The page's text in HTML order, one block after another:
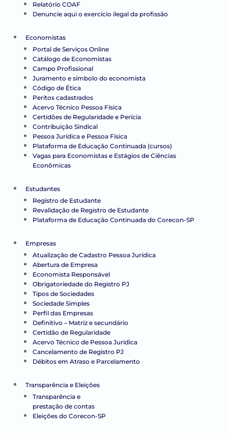
Relatório COAF
Denuncie aqui o exercício ilegal da profissão
Economistas
Portal de Serviços Online
Catálogo de Economistas
Campo Profissional
Juramento e símbolo do economista
Código de Ética
Peritos cadastrados
Acervo Técnico Pessoa Física
Certidões de Regularidade e Perícia
Contribuição Sindical
Pessoa Jurídica e Pessoa Física
Plataforma de Educação Continuada (cursos)
Vagas para Economistas e Estágios de Ciências
Econômicas
Estudantes
Registro de Estudante
Revalidação de Registro de Estudante
Plataforma de Educação Continuada do Corecon-SP
Empresas
Atualização de Cadastro Pessoa Jurídica
Abertura de Empresa
Economista Responsável
Obrigatoriedade do Registro PJ
Tipos de Sociedades
Sociedade Simples
Perfil das Empresas
Definitivo – Matriz e secundário
Certidão de Regularidade
Acervo Técnico de Pessoa Jurídica
Cancelamento de Registro PJ
Débitos em Atraso e Parcelamento
Transparência e Eleições
Transparência e
prestação de contas
Eleições do Corecon-SP